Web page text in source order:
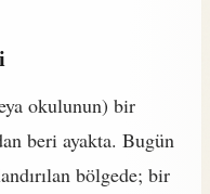
okulunun) bir
beri ayakta. Bugün
bölgede; bir